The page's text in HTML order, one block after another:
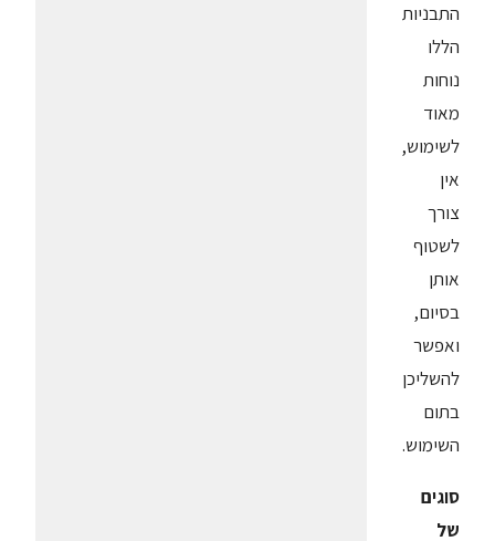
התבניות
הללו
נוחות
מאוד
לשימוש,
אין
צורך
לשטוף
אותן
בסיום,
ואפשר
להשליכן
בתום
השימוש.
סוגים
של